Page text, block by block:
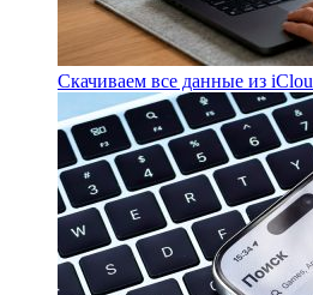
Скачиваем все данные из